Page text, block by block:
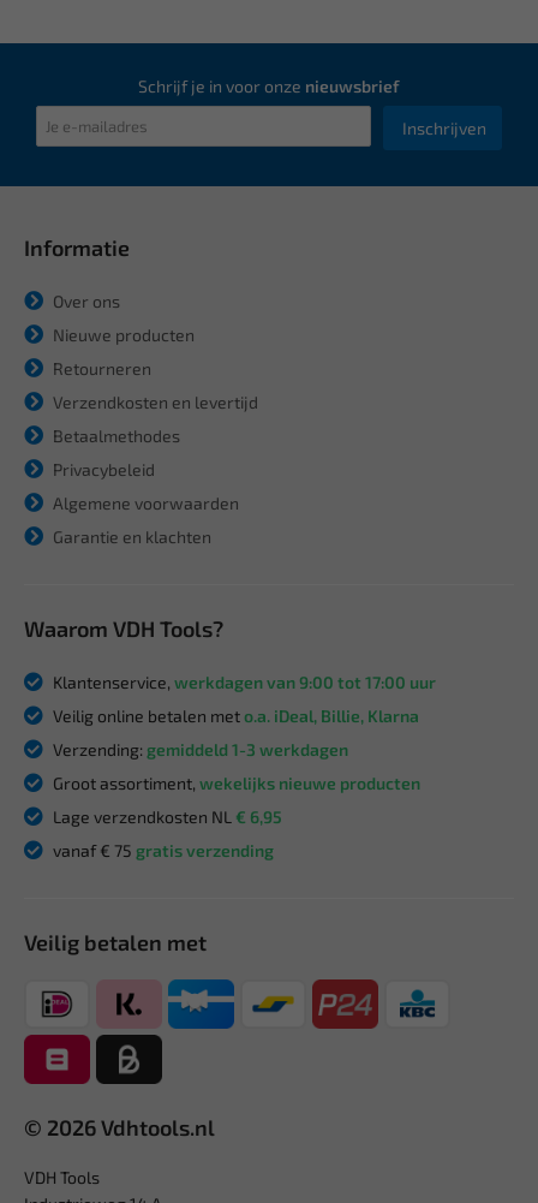
Schrijf je in voor onze nieuwsbrief
Inschrijven
Informatie
Over ons
Nieuwe producten
Retourneren
Verzendkosten en levertijd
Betaalmethodes
Privacybeleid
Algemene voorwaarden
Garantie en klachten
Waarom VDH Tools?
Klantenservice, werkdagen van 9:00 tot 17:00 uur
Veilig online betalen meto.a. iDeal, Billie, Klarna
Verzending: gemiddeld 1-3 werkdagen
Groot assortiment, wekelijks nieuwe producten
Lage verzendkosten NL € 6,95
vanaf € 75 gratis verzending
Veilig betalen met
© 2026 Vdhtools.nl
VDH Tools